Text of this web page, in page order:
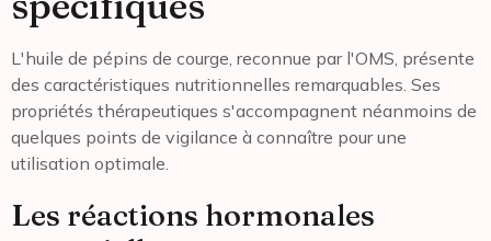
L'huile de pépins de courge, reconnue par l'OMS, présente
des caractéristiques nutritionnelles remarquables. Ses
propriétés thérapeutiques s'accompagnent néanmoins de
quelques points de vigilance à connaître pour une
utilisation optimale.
Les réactions hormonales